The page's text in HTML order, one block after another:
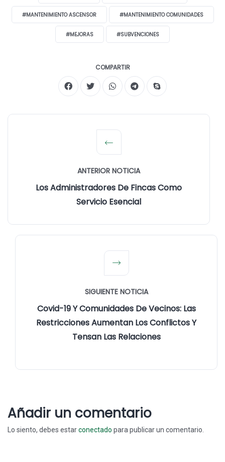
#MANTENIMIENTO ASCENSOR #MANTENIMIENTO COMUNIDADES
#MEJORAS #SUBVENCIONES
COMPARTIR
ANTERIOR NOTICIA
Los Administradores De Fincas Como
Servicio Esencial
SIGUIENTE NOTICIA
Covid-19 Y Comunidades De Vecinos: Las
Restricciones Aumentan Los Conflictos Y
Tensan Las Relaciones
Añadir un comentario
Lo siento, debes estarconectado para publicar un comentario.